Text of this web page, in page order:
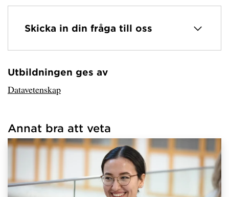
Skicka in din fråga till oss
Har hämtat avsändare.
Utbildningen ges av
Datavetenskap
hämtat länkar.
Annat bra att veta